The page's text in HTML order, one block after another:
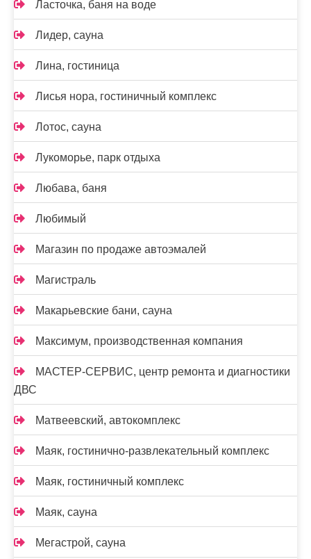
Ласточка, баня на воде
Лидер, сауна
Лина, гостиница
Лисья нора, гостиничный комплекс
Лотос, сауна
Лукоморье, парк отдыха
Любава, баня
Любимый
Магазин по продаже автоэмалей
Магистраль
Макарьевские бани, сауна
Максимум, производственная компания
МАСТЕР-СЕРВИС, центр ремонта и диагностики
ДВС
Матвеевский, автокомплекс
Маяк, гостинично-развлекательный комплекс
Маяк, гостиничный комплекс
Маяк, сауна
Мегастрой, сауна